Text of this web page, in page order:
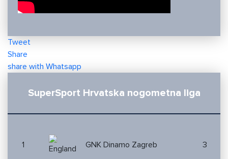
Tweet
Share
share with Whatsapp
SuperSport Hrvatska nogometna liga
1 GNK Dinamo Zagreb 3